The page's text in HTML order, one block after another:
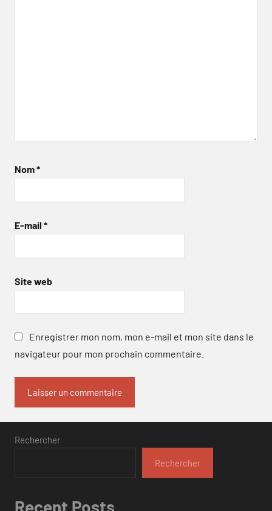
Nom*
E-mail *
Site web
Enregistrer mon nom, mon e-mail et mon site dans le
navigateur pour mon prochain commentaire.
Rechercher
Rechercher